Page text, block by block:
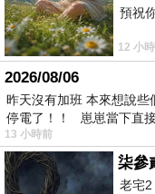
預祝
12 小
2026/08/06
昨天沒有加班 本來想說些
停電了！！ 崽崽當下直
13 小時前
柒參
老宅2